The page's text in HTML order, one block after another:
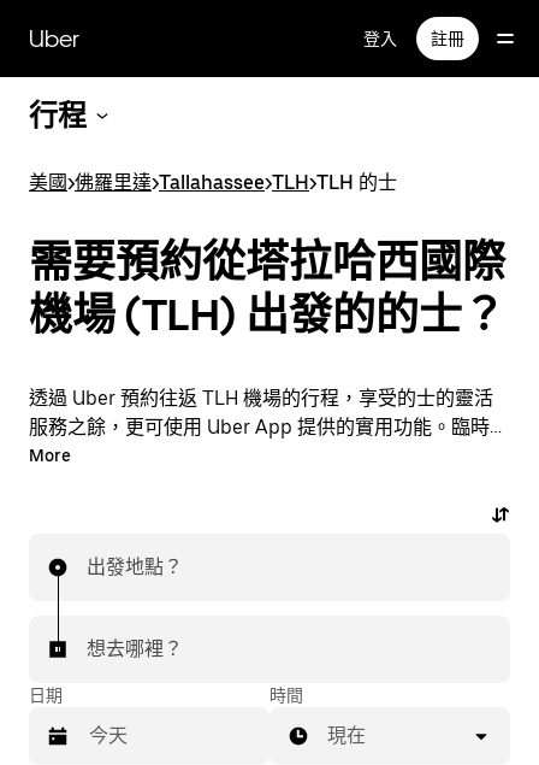
Uber 登入 註冊
行程
美國>佛羅里達>Tallahassee>TLH>TLH 的士
需要預約從塔拉哈西國際
機場 (TLH) 出發的的士？
透過 Uber 預約往返 TLH 機場的行程，享受的士的靈活
服務之餘，更可使用 Uber App 提供的實用功能。臨時需
要乘車？隨時透過 App 或網站預約行程，享受經濟實惠
More
出發地點？
想去哪裡？
日期 時間
現在